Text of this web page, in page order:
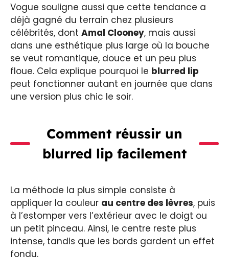
Vogue souligne aussi que cette tendance a
déjà gagné du terrain chez plusieurs
célébrités, dont Amal Clooney, mais aussi
dans une esthétique plus large où la bouche
se veut romantique, douce et un peu plus
floue. Cela explique pourquoi le blurred lip
peut fonctionner autant en journée que dans
une version plus chic le soir.
Comment réussir un
blurred lip facilement
La méthode la plus simple consiste à
appliquer la couleur au centre des lèvres, puis
à l’estomper vers l’extérieur avec le doigt ou
un petit pinceau. Ainsi, le centre reste plus
intense, tandis que les bords gardent un effet
fondu.